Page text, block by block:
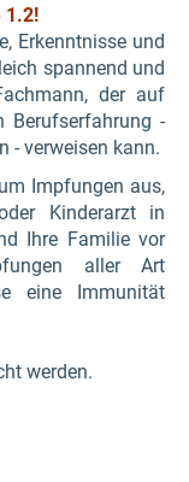
1.2!
Erkenntnisse und
spannend und
der auf
Berufserfahrung -
- verweisen kann.
Impfungen aus,
Kinderarzt in
Ihre Familie vor
aller Art
eine Immunität
werden.